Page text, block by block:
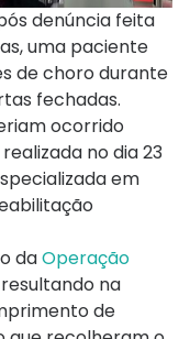
denúncia feita
uma paciente
de choro durante
fechadas.
ocorrido
no dia 23
em
daOperação
na
de